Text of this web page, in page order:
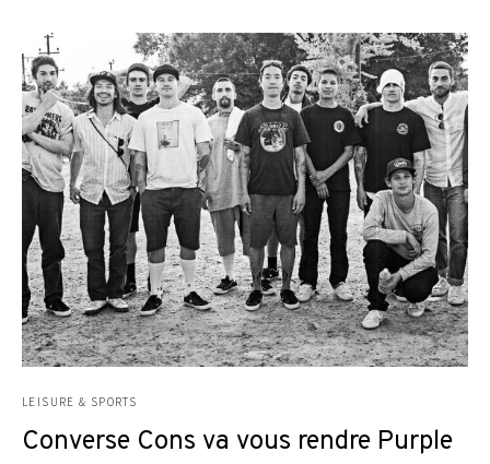
LEISURE & SPORTS
Converse Cons va vous rendre Purple